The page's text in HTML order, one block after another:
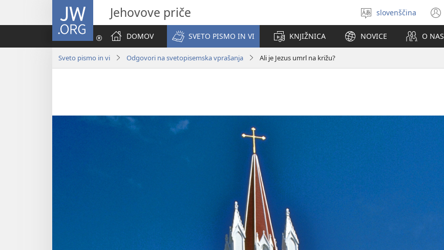
JW.ORG Jehovove priče
Izberite
jezik
slovenščina
DOMOV
SVETO PISMO IN VI KNJIŽNICA NOVICE O NAS
Sveto pismo in vi Odgovori na svetopisemska vprašanja Ali je Jezus umrl na križu?